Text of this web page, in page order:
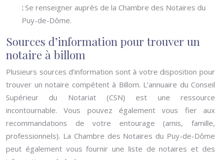
: Se renseigner auprès de la Chambre des Notaires du
Puy-de-Dôme.
Sources d’information pour trouver un
notaire à billom
Plusieurs sources d’information sont à votre disposition pour
trouver un notaire compétent à Billom. L’annuaire du Conseil
Supérieur du Notariat (CSN) est une ressource
incontournable. Vous pouvez également vous fier aux
recommandations de votre entourage (amis, famille,
professionnels). La Chambre des Notaires du Puy-de-Dôme
peut également vous fournir une liste de notaires et des